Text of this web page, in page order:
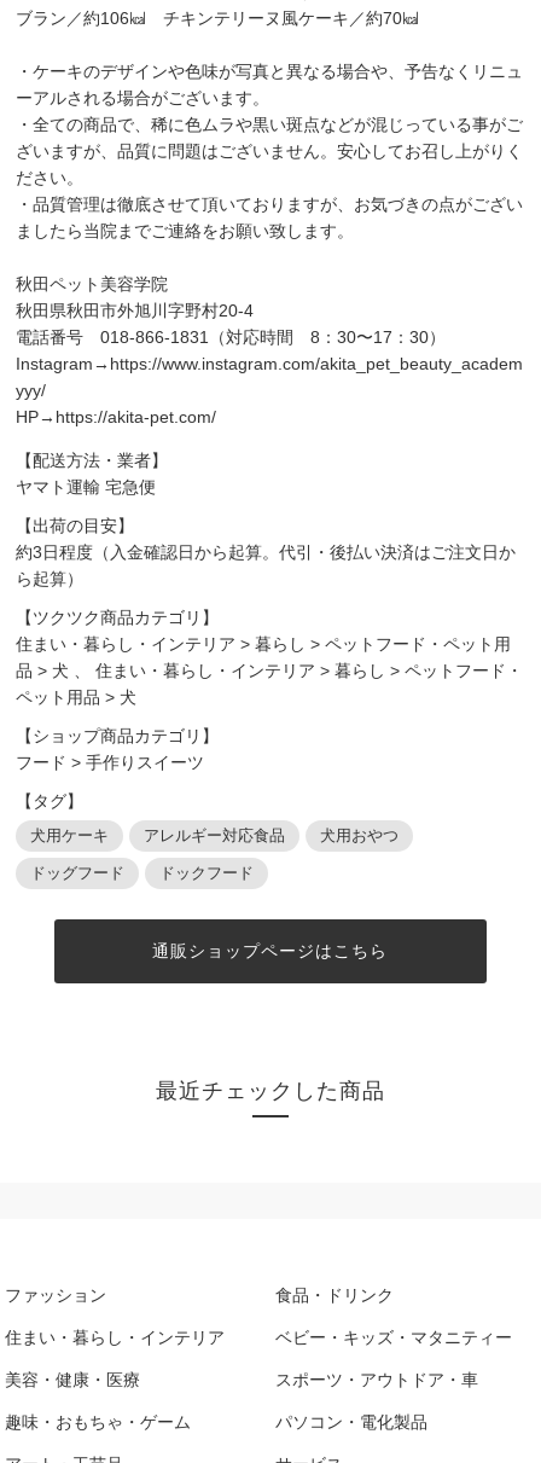
ブラン／約106㎉ チキンテリーヌ風ケーキ／約70㎉
・ケーキのデザインや色味が写真と異なる場合や、予告なくリニュ
ーアルされる場合がございます。
・全ての商品で、稀に色ムラや黒い斑点などが混じっている事がご
ざいますが、品質に問題はございません。安心してお召し上がりく
ださい。
・品質管理は徹底させて頂いておりますが、お気づきの点がござい
ましたら当院までご連絡をお願い致します。
秋田ペット美容学院
秋田県秋田市外旭川字野村20-4
電話番号 018-866-1831（対応時間 8：30〜17：30）
Instagram→ https://www.instagram.com/akita_pet_beauty_academ
yyy/
HP→ https://akita-pet.com/
【配送方法・業者】
ヤマト運輸 宅急便
【出荷の目安】
約3日程度（入金確認日から起算。代引・後払い決済はご注文日か
ら起算）
【ツクツク商品カテゴリ】
住まい・暮らし・インテリア >暮らし >ペットフード・ペット用
品 >犬 、住まい・暮らし・インテリア >暮らし >ペットフード・
ペット用品 >犬
【ショップ商品カテゴリ】
フード >手作りスイーツ
【タグ】
犬用ケーキ アレルギー対応食品 犬用おやつ
ドッグフード ドックフード
通販ショップページはこちら
最近チェックした商品
ファッション 食品・ドリンク
住まい・暮らし・インテリア ベビー・キッズ・マタニティー
美容・健康・医療 スポーツ・アウトドア・車
趣味・おもちゃ・ゲーム パソコン・電化製品